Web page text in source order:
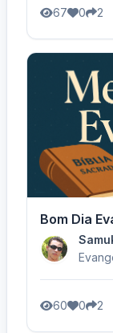
67 0 2
Bom Dia
60 0 2